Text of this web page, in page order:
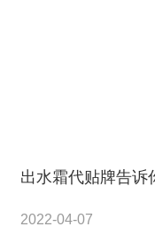
出水霜代贴牌告诉
2022-04-07